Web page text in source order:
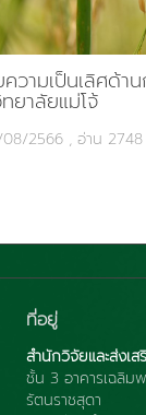
วามเป็นเลิศด้า
ยาลัยแม่โจ้
2566 , อ่าน
ที่อยู่
สำนักวิจัยและส่งเ
ชั้น 3 อาคารเฉลิม
รัตนราชสุดา